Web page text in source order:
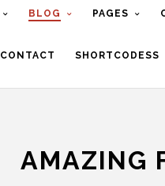
BLOG PAGES
CONTACT SHORTCODESS
AMAZING